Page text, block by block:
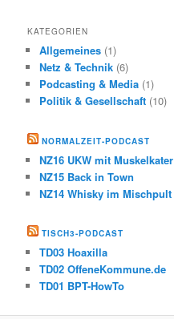
KATEGORIEN
Allgemeines (1)
Netz & Technik (6)
Podcasting & Media (1)
Politik & Gesellschaft (10)
NORMALZEIT-PODCAST
NZ16 UKW mit Muskelkater
NZ15 Back in Town
NZ14 Whisky im Mischpult
TISCH3-PODCAST
TD03 Hoaxilla
TD02 OffeneKommune.de
TD01 BPT-HowTo